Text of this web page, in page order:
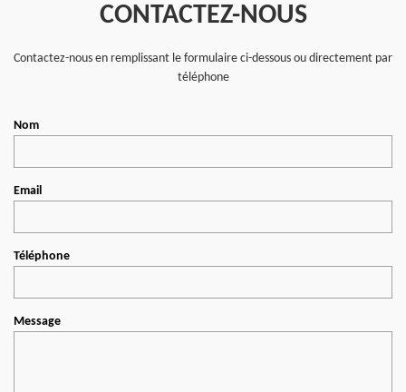
CONTACTEZ-NOUS
Contactez-nous en remplissant le formulaire ci-dessous ou directement par
téléphone
Nom
Email
Téléphone
Message